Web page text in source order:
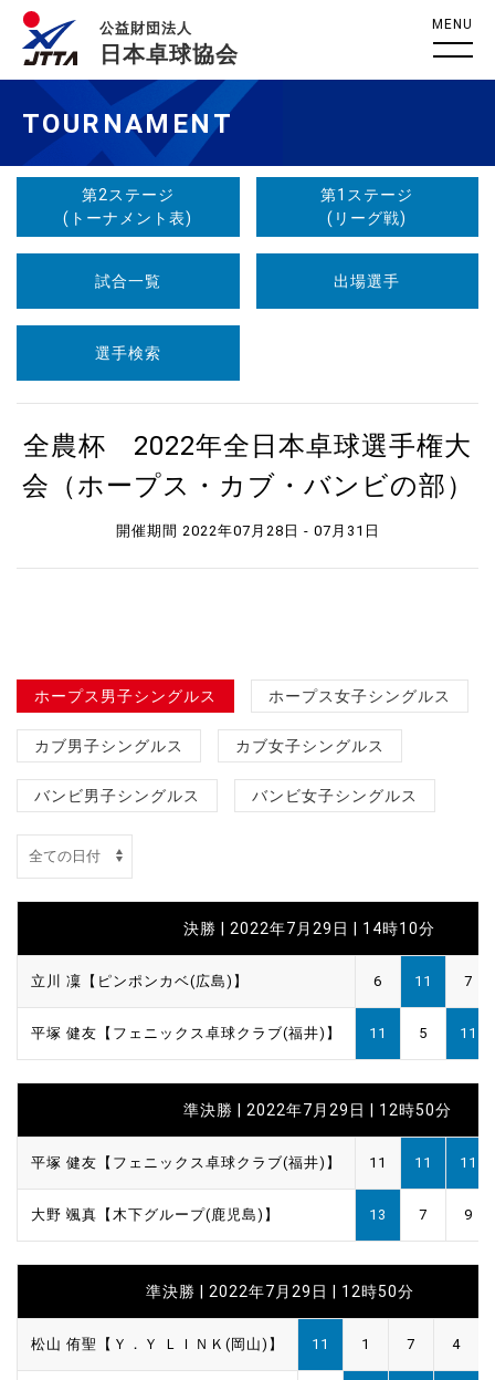
公益財団法人
日本卓球協会
MENU
TOURNAMENT
第2ステージ
(トーナメント表)
第1ステージ
(リーグ戦)
試合一覧 出場選手
選手検索
全農杯 2022年全日本卓球選手権大
会（ホープス・カブ・バンビの部）
開催期間 2022年07月28日 - 07月31日
ホープス男子シングルス ホープス女子シングルス
カブ男子シングルス カブ女子シングルス
バンビ男子シングルス バンビ女子シングルス
決勝 | 2022年7月29日 | 14時10分
立川 凜【ピンポンカベ(広島)】 6 11 7
平塚 健友【フェニックス卓球クラブ(福井)】 11 5 11
準決勝 | 2022年7月29日 | 12時50分
平塚 健友【フェニックス卓球クラブ(福井)】 11 11 11
大野 颯真【木下グループ(鹿児島)】 13 7 9
準決勝 | 2022年7月29日 | 12時50分
松山 侑聖【Ｙ．Ｙ ＬＩＮＫ(岡山)】 11 1 7 4